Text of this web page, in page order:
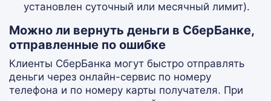
установлен суточный или месячный лимит).
Можно ли вернуть деньги в СберБанке,
отправленные по ошибке
Клиенты СберБанка могут быстро отправлять
деньги через онлайн-сервис по номеру
телефона и по номеру карты получателя. При